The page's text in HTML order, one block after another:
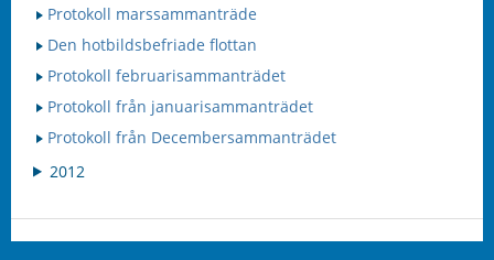
Protokoll marssammanträde
Den hotbildsbefriade flottan
Protokoll februarisammanträdet
Protokoll från januarisammanträdet
Protokoll från Decembersammanträdet
2012